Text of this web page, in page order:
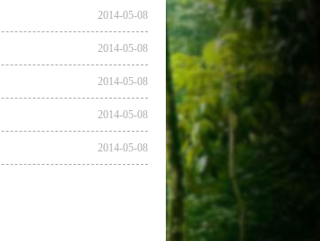
2014-05-08
2014-05-08
2014-05-08
2014-05-08
2014-05-08